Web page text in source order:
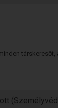
társkeresőt,